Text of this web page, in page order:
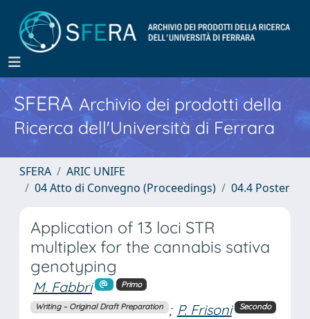
SFERA Archivio dei prodotti della
Ricerca dell'Università di Ferrara
SFERA
ARIC UNIFE
04 Atto di Convegno (Proceedings)
04.4 Poster
Application of 13 loci STR
multiplex for the cannabis sativa
genotyping
M. Fabbri Primo
Writing – Original Draft Preparation ; P. Frisoni Secondo